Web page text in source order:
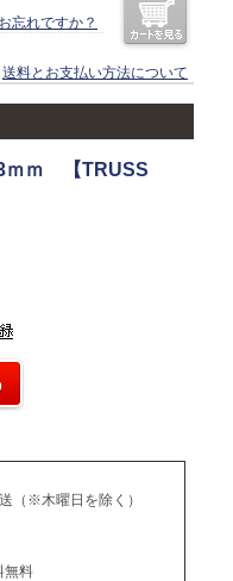
忘れですか？
送料とお支払い方法について
ｍｍ 【TRUSS
（※木曜日を除く）
無料